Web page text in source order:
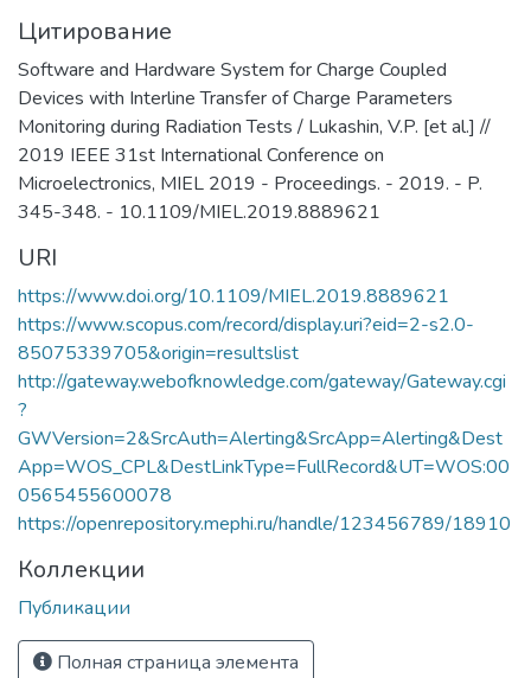
фотоники, а также создание
эффективной инновационной среды в
области СВЧ-электронной и
радиационно-стойкой компонентной
базы, источников ТГц излучения,
ионно-кластерных технологий
материалов.​
Цитирование
Software and Hardware System for Charge Coupled
Devices with Interline Transfer of Charge Parameters
Monitoring during Radiation Tests / Lukashin, V.P. [et al.] //
2019 IEEE 31st International Conference on
Microelectronics, MIEL 2019 - Proceedings. - 2019. - P.
345-348. - 10.1109/MIEL.2019.8889621
URI
https://www.doi.org/10.1109/MIEL.2019.8889621
https://www.scopus.com/record/display.uri?eid=2-s2.0-
85075339705&origin=resultslist
http://gateway.webofknowledge.com/gateway/Gateway.cgi
?
GWVersion=2&SrcAuth=Alerting&SrcApp=Alerting&Dest
App=WOS_CPL&DestLinkType=FullRecord&UT=WOS:00
0565455600078
https://openrepository.mephi.ru/handle/123456789/18910
Коллекции
Публикации
Полная страница элемента